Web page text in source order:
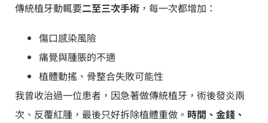
傳統植牙動輒要二至三次手術 ，每一次都增加：
傷口感染風險
痛覺與腫脹的不適
植體動搖、骨整合失敗可能性
我曾收治過一位患者，因急著做傳統植牙，術後發炎兩
次、反覆紅腫，最後只好拆除植體重做。 時間、金錢、